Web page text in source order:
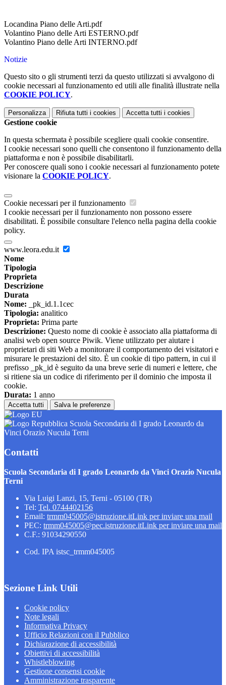
Locandina Piano delle Arti.pdf
Volantino Piano delle Arti ESTERNO.pdf
Volantino Piano delle Arti INTERNO.pdf
Notizie
Questo sito o gli strumenti terzi da questo utilizzati si avvalgono di
cookie necessari al funzionamento ed utili alle finalità illustrate nella
COOKIE POLICY.
Personalizza Rifiuta tutti i cookies Accetta tutti i cookies
Gestione cookie
In questa schermata è possibile scegliere quali cookie consentire.
I cookie necessari sono quelli che consentono il funzionamento della
piattaforma e non è possibile disabilitarli.
Per conoscere quali sono i cookie necessari al funzionamento potete
visionare la COOKIE POLICY.
Cookie necessari per il funzionamento
I cookie necessari per il funzionamento non possono essere
disabilitati. È possibile consultare l'elenco nella pagina della cookie
policy.
www.leora.edu.it
Nome
Tipologia
Proprieta
Descrizione
Durata
Nome: _pk_id.1.1cec
Tipologia: analitico
Proprieta: Prima parte
Descrizione: Questo nome di cookie è associato alla piattaforma di
analisi web open source Piwik. Viene utilizzato per aiutare i
proprietari di siti Web a monitorare il comportamento dei visitatori e
misurare le prestazioni del sito. È un cookie di tipo pattern, in cui il
prefisso _pk_id è seguito da una breve serie di numeri e lettere, che
si ritiene sia un codice di riferimento per il dominio che imposta il
cookie.
Durata: 1 anno
Accetta tutti Salva le preferenze
Scuola Secondaria di I grado Leonardo da
Vinci Orazio Nucula Terni
Contatti
Scuola Secondaria di I grado Leonardo da Vinci Orazio Nucula
Terni
Via Luigi Lanzi, 15, Terni - 05100 (TR)
Tel: Tel. 0744402156
Email: trmm045005@istruzione.itLink per inviare una mail
PEC: trmm045005@pec.istruzione.itLink per inviare una mail
C.F.: 91034290550
Cod. IPA istsc_trmm045005
Sezione Link Utili
Cookie policy
Note legali
Informativa Privacy
Ufficio Relazioni con il Pubblico
Dichiarazione di accessibilità
Obiettivi di accessibilità
Whistleblowing
Gestione consensi cookie
Amministrazione trasparente